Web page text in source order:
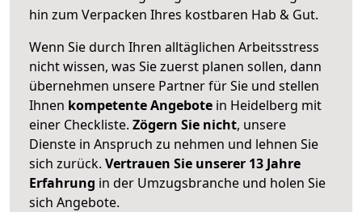
hin zum Verpacken Ihres kostbaren Hab & Gut.
Wenn Sie durch Ihren alltäglichen Arbeitsstress
nicht wissen, was Sie zuerst planen sollen, dann
übernehmen unsere Partner für Sie und stellen
Ihnen kompetente Angebote in Heidelberg mit
einer Checkliste. Zögern Sie nicht, unsere
Dienste in Anspruch zu nehmen und lehnen Sie
sich zurück. Vertrauen Sie unserer 13 Jahre
Erfahrung in der Umzugsbranche und holen Sie
sich Angebote.